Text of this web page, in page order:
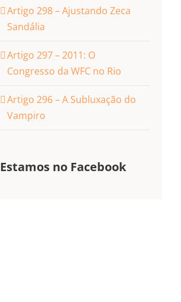
Artigo 298 – Ajustando Zeca
Sandália
Artigo 297 – 2011: O
Congresso da WFC no Rio
Artigo 296 – A Subluxação do
Vampiro
Estamos no Facebook